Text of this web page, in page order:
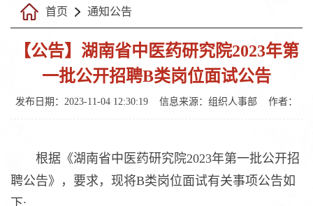
首页 通知公告
【公告】湖南省中医药研究院2023年第
一批公开招聘B类岗位面试公告
发布日期：2023-11-04 12:30:19 信息来源： 组织人事部 作者：
根据《湖南省中医药研究院2023年第一批公开招
聘公告》，要求，现将B类岗位面试有关事项公告如
下: